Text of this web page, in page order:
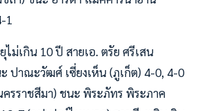
1
ไม่เกิน 10 ปี สายเอ. ตรัย ศรีเสน
ปาณะวัฒศ์ เซี่ยงเห็น (ภูเก็ต) 4-0, 4-0
ครราชสีมา) ชนะ พิระภัทร พิระภาค